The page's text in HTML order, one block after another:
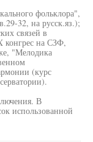
фольклора",
32, на русск.яз.);
связей в
конгрес на СЗФ,
"Мелодика
(курс
В
использованной